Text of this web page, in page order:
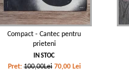
Compact - Cantec pentru
prieteni
IN STOC
Pret: 100,00Lei 70,00 Lei